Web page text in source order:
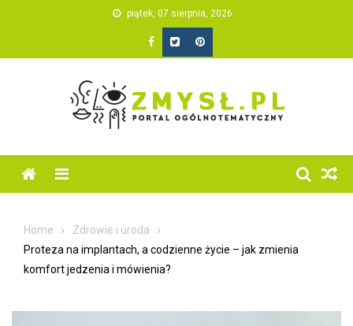
piątek, 07 sierpnia, 2026
Home
Zdrowie i uroda
Proteza na implantach, a codzienne życie – jak zmienia
komfort jedzenia i mówienia?